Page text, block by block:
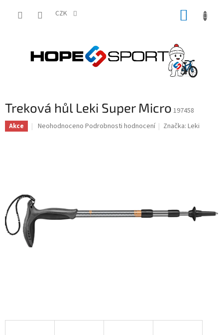
CZK
Treková hůl Leki Super Micro 197458
Akce
Průměrné
Neohodnoceno Podrobnosti hodnocení Značka:Leki